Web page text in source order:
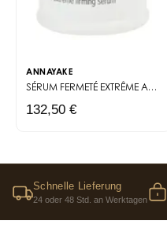
ANNAYAKE
SÉRUM FERMETÉ EXTRÊME ANTI-AGE EXTRÊME
132,50 €
Schnelle Lieferung
24 oder 48 Std. an Werktagen